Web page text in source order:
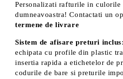
Personalizati rafturile in culorile
dumneavoastra! Contactati un
termene de livrare
Sistem de afisare preturi inclus
echipata cu profile din plastic
insertia rapida a etichetelor de
codurile de bare si preturile